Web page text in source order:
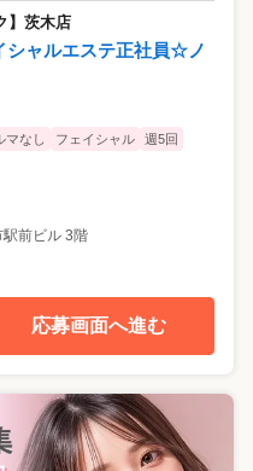
】茨木店
シャルエステ正社員☆ノ
マなし フェイシャル
週5回
前ビル 3階
応募画面へ進む